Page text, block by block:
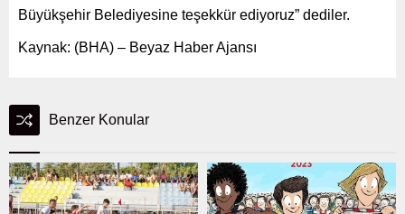
Büyükşehir Belediyesine teşekkür ediyoruz” dediler.
Kaynak: (BHA) – Beyaz Haber Ajansı
Benzer Konular